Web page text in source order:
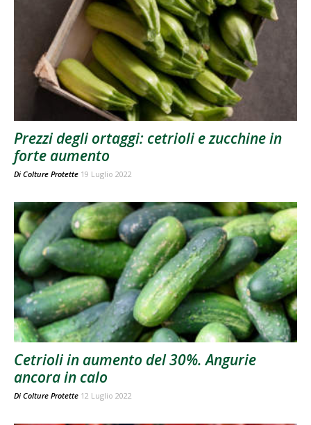
Prezzi degli ortaggi: cetrioli e zucchine in
forte aumento
Di Colture Protette 19 Luglio 2022
Cetrioli in aumento del 30%. Angurie
ancora in calo
Di Colture Protette 12 Luglio 2022